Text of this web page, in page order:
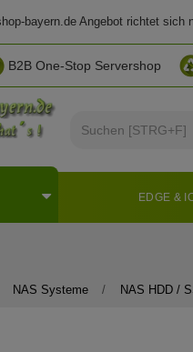
bayern.de Angebot richtet
B2B One-Stop Servershop
EDGE &
NAS Systeme NAS HDD /